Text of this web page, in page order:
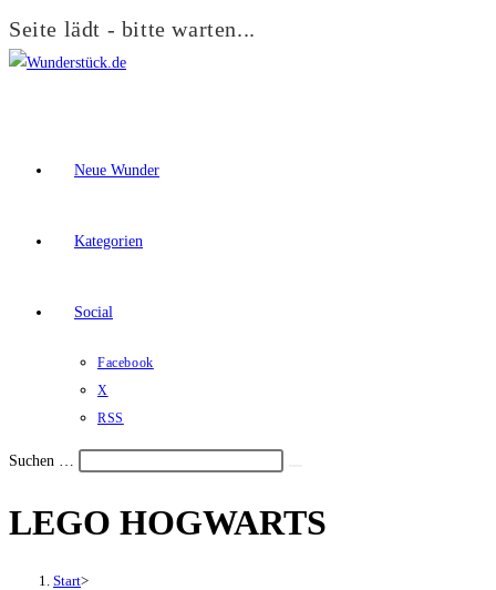
Seite lädt - bitte warten...
Zum
Neue Wunder
Kategorien
Social
Facebook
X
RSS
Suchen …
den
LEGO HOGWARTS
Start>